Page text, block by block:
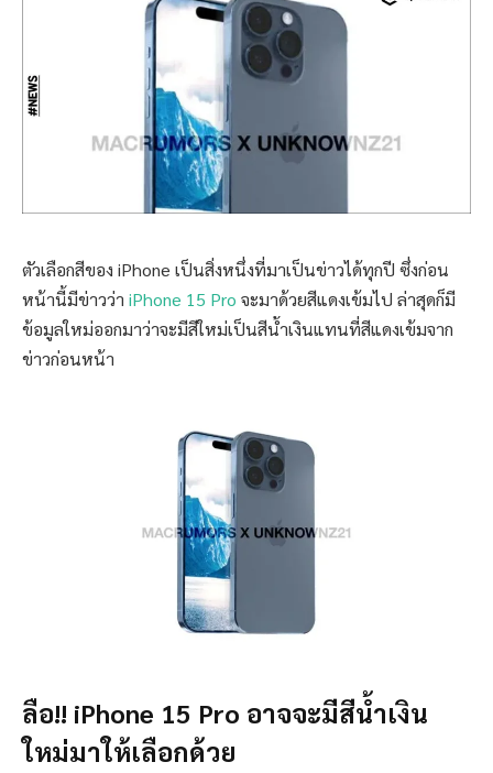
ตัวเลือกสีของ iPhone เป็นสิ่งหนึ่งที่มาเป็นข่าวได้ทุกปี ซึ่งก่อน
หน้านี้มีข่าวว่า iPhone 15 Pro จะมาด้วยสีแดงเข้มไป ล่าสุดก็มี
ข้อมูลใหม่ออกมาว่าจะมีสีใหม่เป็นสีน้ำเงินแทนที่สีแดงเข้มจาก
ข่าวก่อนหน้า
ลือ!! iPhone 15 Pro อาจจะมีสีน้ำเงิน
ใหม่มาให้เลือกด้วย